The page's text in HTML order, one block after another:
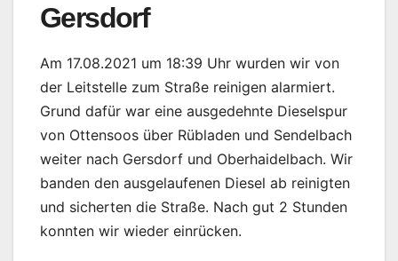
Gersdorf
Am 17.08.2021 um 18:39 Uhr wurden wir von
der Leitstelle zum Straße reinigen alarmiert.
Grund dafür war eine ausgedehnte Dieselspur
von Ottensoos über Rübladen und Sendelbach
weiter nach Gersdorf und Oberhaidelbach. Wir
banden den ausgelaufenen Diesel ab reinigten
und sicherten die Straße. Nach gut 2 Stunden
konnten wir wieder einrücken.